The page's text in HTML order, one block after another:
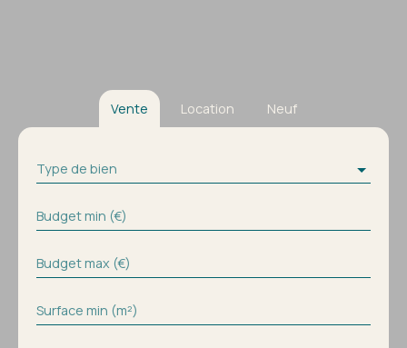
Vente Location Neuf
Type de bien
Budget min (€)
Budget max (€)
Surface min (m²)